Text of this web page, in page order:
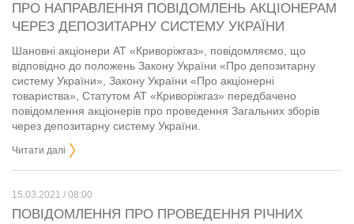
ПРО НАПРАВЛЕННЯ ПОВІДОМЛЕНЬ АКЦІОНЕРАМ
ЧЕРЕЗ ДЕПОЗИТАРНУ СИСТЕМУ УКРАЇНИ
Шановні акціонери АТ «Криворіжгаз», повідомляємо, що
відповідно до положень Закону України «Про депозитарну
систему України», Закону України «Про акціонерні
товариства», Статутом АТ «Криворіжгаз» передбачено
повідомлення акціонерів про проведення Загальних зборів
через депозитарну систему України.
Читати далі
15.03.2021 / 08:00
ПОВІДОМЛЕННЯ ПРО ПРОВЕДЕННЯ РІЧНИХ